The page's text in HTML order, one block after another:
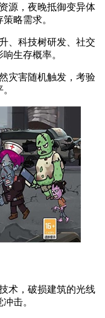
源，夜晚抵御变异体
略需求。
、科技树研发、社交
生存概率。
灾害随机触发，考验
术，破损建筑的光线
击。